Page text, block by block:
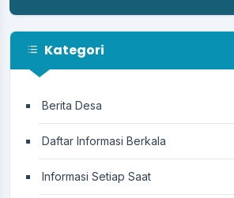
Kategori
Berita Desa
Daftar Informasi Berkala
Informasi Setiap Saat